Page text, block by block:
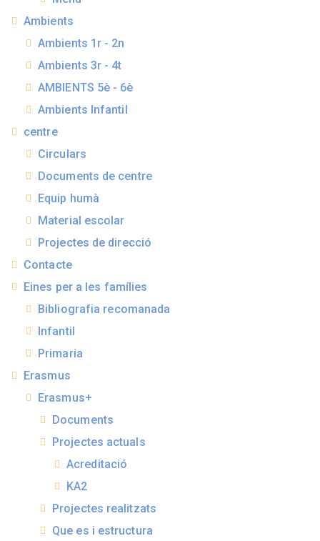
Ambients
Ambients 1r - 2n
Ambients 3r - 4t
AMBIENTS 5è - 6è
Ambients Infantil
centre
Circulars
Documents de centre
Equip humà
Material escolar
Projectes de direcció
Contacte
Eines per a les famílies
Bibliografia recomanada
Infantil
Primaria
Erasmus
Erasmus+
Documents
Projectes actuals
Acreditació
KA2
Projectes realitzats
Que es i estructura